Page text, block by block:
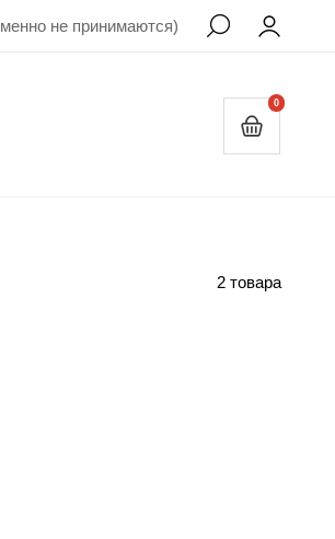
не принимаются)
0
2 товара